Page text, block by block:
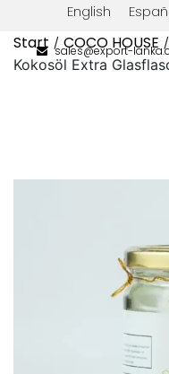
English
sales@export-
Start / COCO HOUSE
Kokosöl Extra